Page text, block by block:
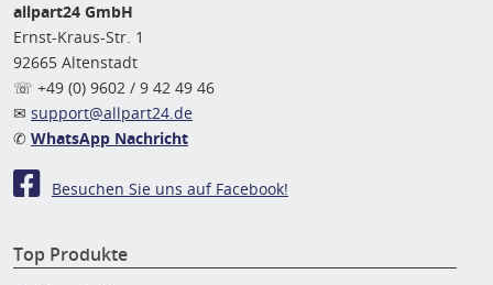
allpart24 GmbH
Ernst-Kraus-Str. 1
92665 Altenstadt
☏ +49 (0) 9602 / 9 42 49 46
✉ support@allpart24.de
✆ WhatsApp Nachricht
Besuchen Sie uns auf Facebook!
Top Produkte